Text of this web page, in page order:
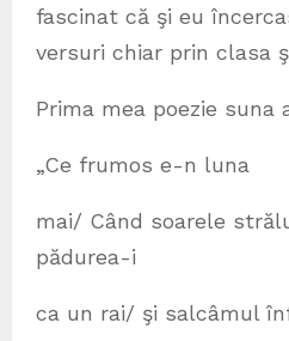
fascinat că şi eu
versuri chiar prin clasa
Prima mea poezie suna
„Ce frumos e-n luna
mai/ Când soarele
pădurea-i
ca un rai/ şi salcâmul